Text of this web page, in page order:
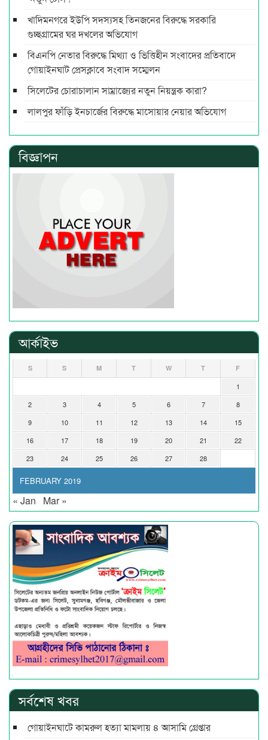
খাদিমনগরে ইউপি সদস্যসহ তিনজনের বিরুদ্ধে সরকারি
গুচ্ছগ্রামের ঘর দখলের অভিযোগ
বিএনপি নেতার বিরুদ্ধে মিথ্যা ও ভিত্তিহীন সংবাদের প্রতিবাদে
গোয়াইনঘাট প্রেসক্লাবে সংবাদ সম্মেলন
সিলেটের চোরাচালান সাম্রাজ্যের নতুন নিয়ন্ত্রক কারা?
লালপুর ফাঁড়ি ইনচার্জের বিরুদ্ধে মাসোয়ার নেয়ার অভিযোগ
বিজ্ঞাপন
আর্কাইভ
FEBRUARY 2019
S S M T W T F
1
2
3 4 5 6 7
8
9
10 11 12 13 14
15
16
17 18 19 20 21
22
23
24 25 26 27 28
« Jan Mar »
সর্বশেষ খবর
গোয়াইনঘাটে কামরুল হত্যা মামলায় ৪ আসামি গ্রেপ্তার